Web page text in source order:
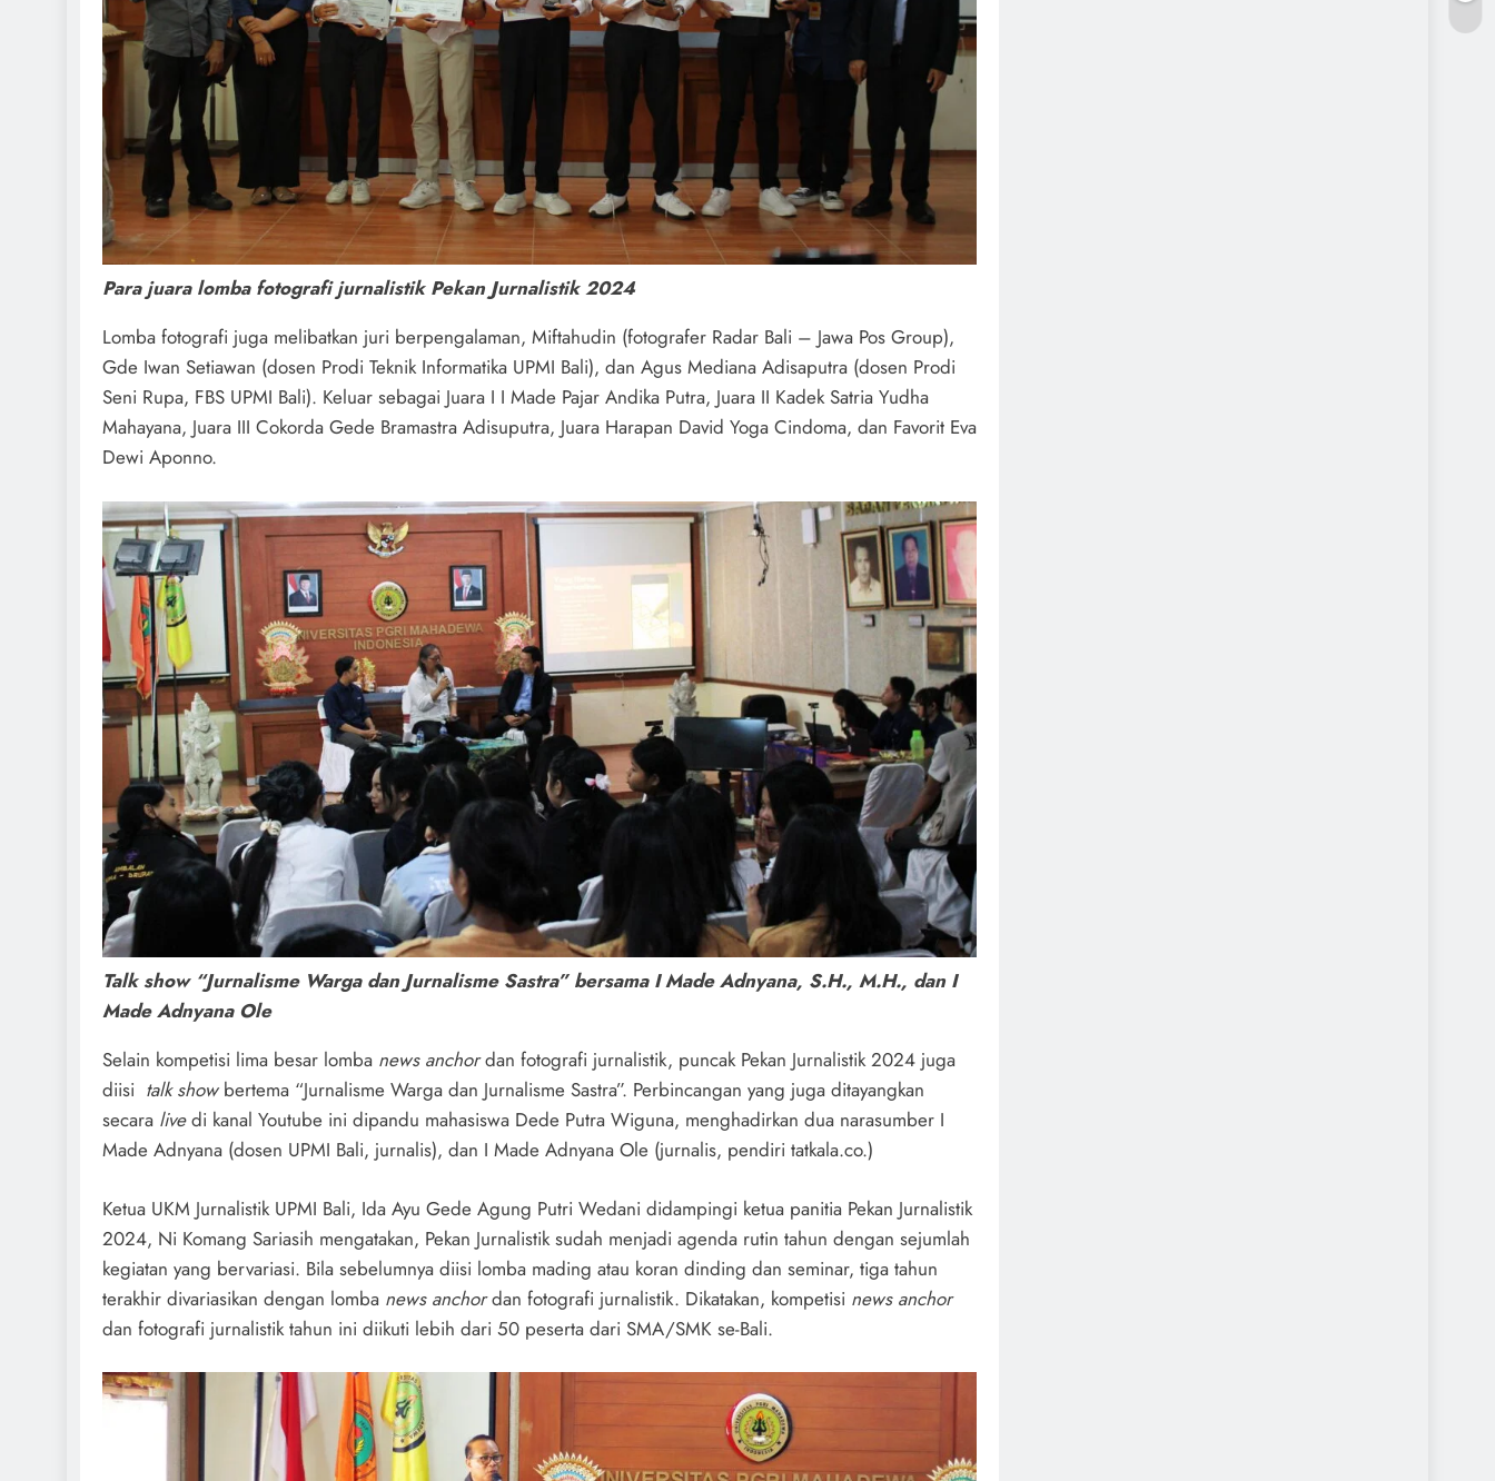
Para juara lomba fotografi jurnalistik Pekan Jurnalistik 2024
Lomba fotografi juga melibatkan juri berpengalaman, Miftahudin (fotografer Radar Bali – Jawa Pos Group),
Gde Iwan Setiawan (dosen Prodi Teknik Informatika UPMI Bali), dan Agus Mediana Adisaputra (dosen Prodi
Seni Rupa, FBS UPMI Bali). Keluar sebagai Juara I I Made Pajar Andika Putra, Juara II Kadek Satria Yudha
Mahayana, Juara III Cokorda Gede Bramastra Adisuputra, Juara Harapan David Yoga Cindoma, dan Favorit Eva
Dewi Aponno.
Talk show “Jurnalisme Warga dan Jurnalisme Sastra” bersama I Made Adnyana, S.H., M.H., dan I
Made Adnyana Ole
Selain kompetisi lima besar lomba news anchordan fotografi jurnalistik, puncak Pekan Jurnalistik 2024 juga
diisi talk showbertema “Jurnalisme Warga dan Jurnalisme Sastra”. Perbincangan yang juga ditayangkan
secara livedi kanal Youtube ini dipandu mahasiswa Dede Putra Wiguna, menghadirkan dua narasumber I
Made Adnyana (dosen UPMI Bali, jurnalis), dan I Made Adnyana Ole (jurnalis, pendiri tatkala.co.)
Ketua UKM Jurnalistik UPMI Bali, Ida Ayu Gede Agung Putri Wedani didampingi ketua panitia Pekan Jurnalistik
2024, Ni Komang Sariasih mengatakan, Pekan Jurnalistik sudah menjadi agenda rutin tahun dengan sejumlah
kegiatan yang bervariasi. Bila sebelumnya diisi lomba mading atau koran dinding dan seminar, tiga tahun
terakhir divariasikan dengan lomba news anchordan fotografi jurnalistik. Dikatakan, kompetisi news anchor
dan fotografi jurnalistik tahun ini diikuti lebih dari 50 peserta dari SMA/SMK se-Bali.